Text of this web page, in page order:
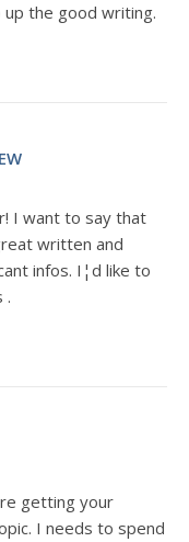
the good writing.
I want to say that
written and
infos. I¦d like to
.
getting your
I needs to spend